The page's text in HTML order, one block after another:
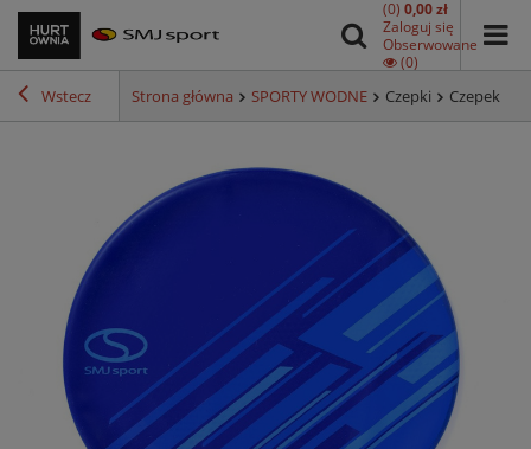
(0) 0,00 zł
Zaloguj się
Obserwowane
(0)
Wstecz Strona główna SPORTY WODNE Czepki Czepek